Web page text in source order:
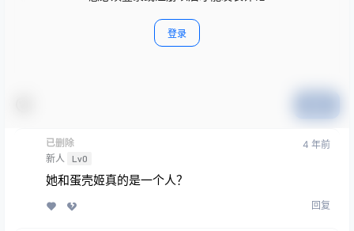
登录
已删除
新人 Lv0
4 年前
她和蛋壳姬真的是一个人？
回复